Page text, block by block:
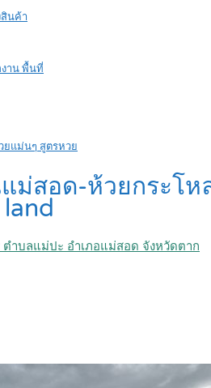
สินค้า
าน พื้นที่
ยแม่นๆ สูตรหวย
ม่สอด-ห้วยกระโห
land
ำบลแม่ปะ อำเภอแม่สอด จังหวัดตาก